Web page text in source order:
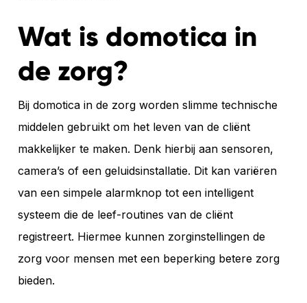
Wat is domotica in
de zorg?
Bij domotica in de zorg worden slimme technische
middelen gebruikt om het leven van de cliënt
makkelijker te maken. Denk hierbij aan sensoren,
camera’s of een geluidsinstallatie. Dit kan variëren
van een simpele alarmknop tot een intelligent
systeem die de leef-routines van de cliënt
registreert. Hiermee kunnen zorginstellingen de
zorg voor mensen met een beperking betere zorg
bieden.